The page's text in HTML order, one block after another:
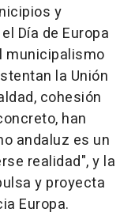
y
Día de Europa
municipalismo
la Unión
cohesión
han
andaluz es un
realidad", y la
y proyecta
Europa.